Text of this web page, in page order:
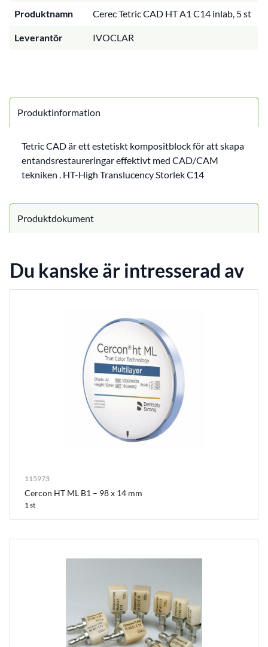
Produktnamn Cerec Tetric CAD HT A1 C14 inlab, 5 st
Leverantör IVOCLAR
Produktinformation
Tetric CAD är ett estetiskt kompositblock för att skapa
entandsrestaureringar effektivt med CAD/CAM
tekniken . HT-High Translucency Storlek C14
Produktdokument
Du kanske är intresserad av
115973
Cercon HT ML B1 – 98 x 14 mm
1 st